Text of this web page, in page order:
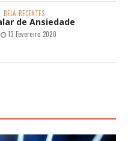
BELA RECENTES
de Ansiedade
13 Fevereiro 2020